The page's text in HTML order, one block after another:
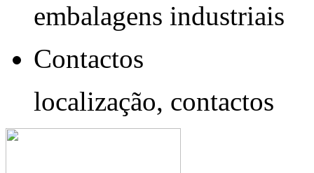
embalagens industriais
Contactos
localização, contactos